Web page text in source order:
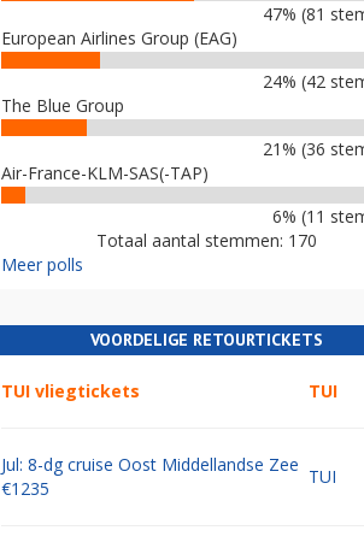
47% (81
European Airlines Group (EAG)
24% (42
The Blue Group
21% (36
Air-France-KLM-SAS(-TAP)
6% (11
Totaal aantal stemmen: 170
Meer polls
VOORDELIGE RETOURTICKETS
TUI vliegtickets TUI
Jul: 8-dg cruise Oost Middellandse Zee
€1235
TUI